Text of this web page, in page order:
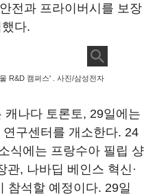
전과 프라이버시를 보장
다.
R&D 캠퍼스' . 사진/삼성전자
캐나다 토론토, 29일에는
구센터를 개소한다. 24
식에는 프랑수아 필립 샹
관, 나바딥 베인스 혁신·
참석할 예정이다. 29일